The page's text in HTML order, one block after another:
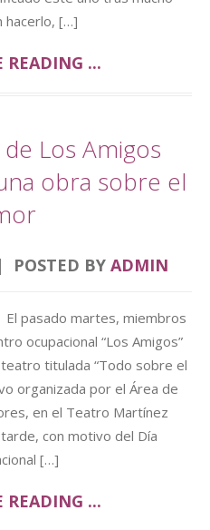
hacerlo, […]
READING ...
Los Amigos
obra sobre el
POSTED BY ADMIN
pasado martes, miembros
ocupacional “Los Amigos”
titulada “Todo sobre el
organizada por el Área de
en el Teatro Martínez
con motivo del Día
[…]
READING ...